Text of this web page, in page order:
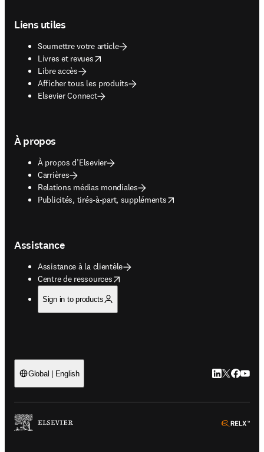
Liens utiles
Soumettre votre article
Livres et revues
opens in new tab/window
Libre accès
Afficher tous les produits
Elsevier Connect
À propos
À propos d’Elsevier
Carrières
Relations médias mondiales
Publicités, tirés-à-part, suppléments
opens in new tab/window
Assistance
Assistance à la clientèle
Centre de ressources
opens in new tab/window
Sign in to products
Global | English LinkedIn
Twitter